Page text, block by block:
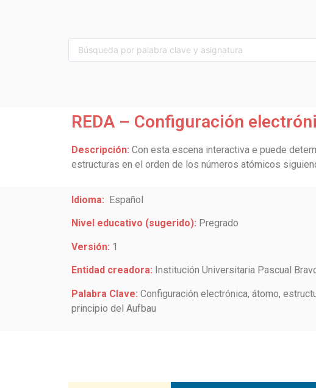
REDA – Configuración
Descripción: Con esta escena interactiva e puede
estructuras en el orden de los números atómicos
Idioma: Español
Nivel educativo (sugerido): Pregrado
Versión: 1
Entidad creadora: Institución Universitaria Pascual
Palabra Clave: Configuración electrónica, átomo,
principio del Aufbau